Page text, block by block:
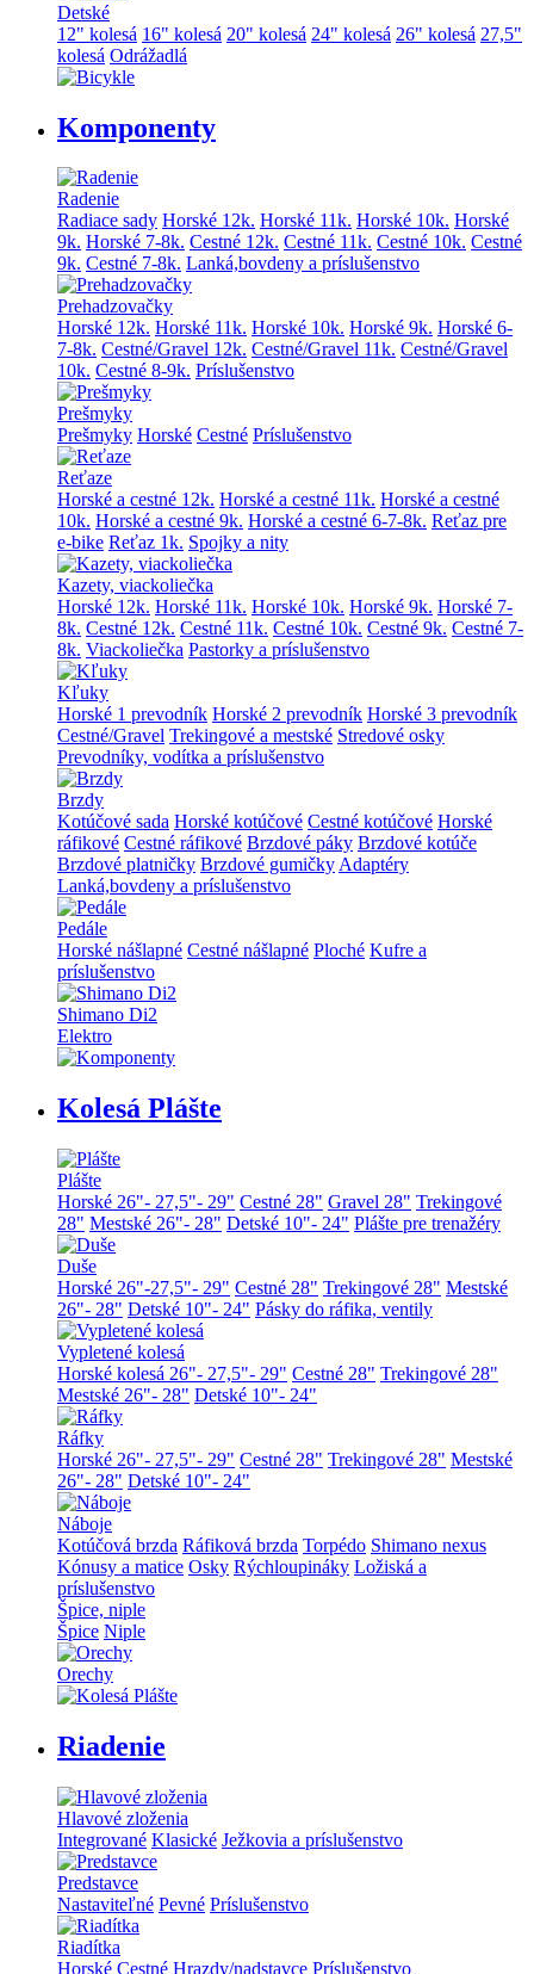
Detské
12" kolesá 16" kolesá 20" kolesá 24" kolesá 26" kolesá 27,5"
kolesá Odrážadlá
Komponenty
Radenie
Radiace sady Horské 12k. Horské 11k. Horské 10k. Horské
9k. Horské 7-8k. Cestné 12k. Cestné 11k. Cestné 10k. Cestné
9k. Cestné 7-8k. Lanká,bovdeny a príslušenstvo
Prehadzovačky
Horské 12k. Horské 11k. Horské 10k. Horské 9k. Horské 6-
7-8k. Cestné/Gravel 12k. Cestné/Gravel 11k. Cestné/Gravel
10k. Cestné 8-9k. Príslušenstvo
Prešmyky
Prešmyky Horské Cestné Príslušenstvo
Reťaze
Horské a cestné 12k. Horské a cestné 11k. Horské a cestné
10k. Horské a cestné 9k. Horské a cestné 6-7-8k. Reťaz pre
e-bike Reťaz 1k. Spojky a nity
Kazety, viackoliečka
Horské 12k. Horské 11k. Horské 10k. Horské 9k. Horské 7-
8k. Cestné 12k. Cestné 11k. Cestné 10k. Cestné 9k. Cestné 7-
8k. Viackoliečka Pastorky a príslušenstvo
Kľuky
Horské 1 prevodník Horské 2 prevodník Horské 3 prevodník
Cestné/Gravel Trekingové a mestské Stredové osky
Prevodníky, vodítka a príslušenstvo
Brzdy
Kotúčové sada Horské kotúčové Cestné kotúčové Horské
ráfikové Cestné ráfikové Brzdové páky Brzdové kotúče
Brzdové platničky Brzdové gumičkyAdaptéry
Lanká,bovdeny a príslušenstvo
Pedále
Horské nášlapné Cestné nášlapné Ploché Kufre a
príslušenstvo
Shimano Di2
Elektro
Kolesá Plášte
Plášte
Horské 26"- 27,5"- 29" Cestné 28" Gravel 28" Trekingové
28" Mestské 26"- 28" Detské 10"- 24" Plášte pre trenažéry
Duše
Horské 26"-27,5"- 29" Cestné 28" Trekingové 28" Mestské
26"- 28" Detské 10"- 24" Pásky do ráfika, ventily
Vypletené kolesá
Horské kolesá 26"- 27,5"- 29" Cestné 28" Trekingové 28"
Mestské 26"- 28" Detské 10"- 24"
Ráfky
Horské 26"- 27,5"- 29" Cestné 28" Trekingové 28" Mestské
26"- 28" Detské 10"- 24"
Náboje
Kotúčová brzda Ráfiková brzda Torpédo Shimano nexus
Kónusy a matice Osky Rýchloupináky Ložiská a
príslušenstvo
Špice, niple
Špice Niple
Orechy
Riadenie
Hlavové zloženia
Integrované Klasické Ježkovia a príslušenstvo
Predstavce
Nastaviteľné Pevné Príslušenstvo
Riadítka
Horské Cestné Hrazdy/nadstavce Príslušenstvo